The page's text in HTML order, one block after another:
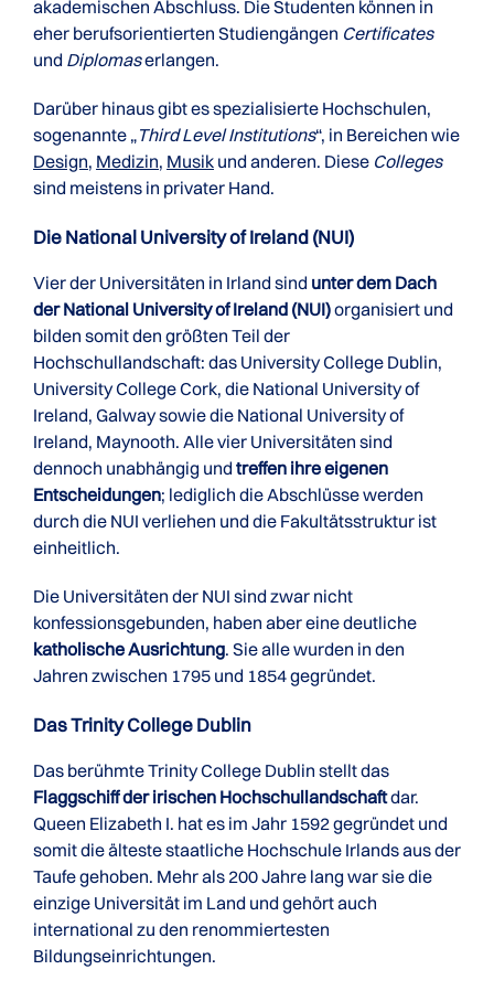
akademischen Abschluss. Die Studenten können in
eher berufsorientierten Studiengängen Certificates
und Diplomaserlangen.
Darüber hinaus gibt es spezialisierte Hochschulen,
sogenannte „Third Level Institutions“, in Bereichen wie
Design, Medizin, Musik und anderen. Diese Colleges
sind meistens in privater Hand.
Die National University of Ireland (NUI)
Vier der Universitäten in Irland sind unter dem Dach
der National University of Ireland (NUI)organisiert und
bilden somit den größten Teil der
Hochschullandschaft: das University College Dublin,
University College Cork, die National University of
Ireland, Galway sowie die National University of
Ireland, Maynooth. Alle vier Universitäten sind
dennoch unabhängig und treffen ihre eigenen
Entscheidungen; lediglich die Abschlüsse werden
durch die NUI verliehen und die Fakultätsstruktur ist
einheitlich.
Die Universitäten der NUI sind zwar nicht
konfessionsgebunden, haben aber eine deutliche
katholische Ausrichtung. Sie alle wurden in den
Jahren zwischen 1795 und 1854 gegründet.
Das Trinity College Dublin
Das berühmte Trinity College Dublin stellt das
Flaggschiff der irischen Hochschullandschaftdar.
Queen Elizabeth I. hat es im Jahr 1592 gegründet und
somit die älteste staatliche Hochschule Irlands aus der
Taufe gehoben. Mehr als 200 Jahre lang war sie die
einzige Universität im Land und gehört auch
international zu den renommiertesten
Bildungseinrichtungen.